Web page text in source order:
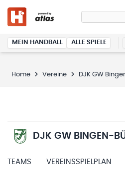
MEIN HANDBALL ALLE SPIELE
Home Vereine DJK GW
DJK GW BINGEN-
TEAMS VEREINSSPIELPLAN